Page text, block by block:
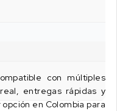
con múltiples
entregas rápidas y
en Colombia para